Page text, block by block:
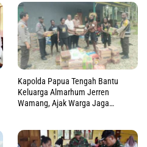
Kapolda Papua Tengah Bantu
Keluarga Almarhum Jerren
Wamang, Ajak Warga Jaga